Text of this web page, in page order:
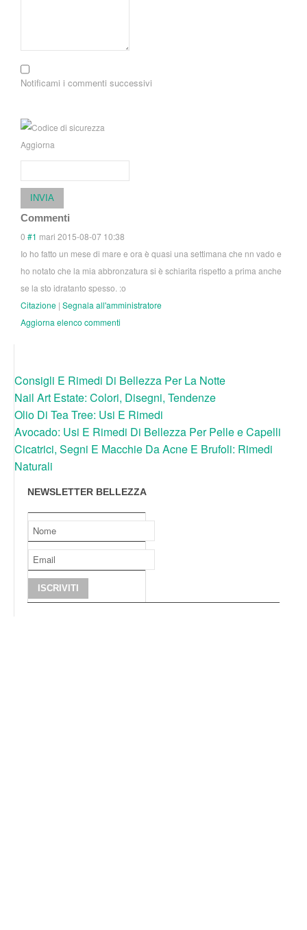
Notificami i commenti successivi
Aggiorna
INVIA
Commenti
0 #1 mari 2015-08-07 10:38
Io ho fatto un mese di mare e ora è quasi una settimana che nn vado e
ho notato che la mia abbronzatura si è schiarita rispetto a prima anche
se la sto idratanto spesso. :o
Citazione | Segnala all'amministratore
Aggiorna elenco commenti
Consigli E Rimedi Di Bellezza Per La Notte
Nail Art Estate: Colori, Disegni, Tendenze
Olio Di Tea Tree: Usi E Rimedi
Avocado: Usi E Rimedi Di Bellezza Per Pelle e Capelli
Cicatrici, Segni E Macchie Da Acne E Brufoli: Rimedi
Naturali
NEWSLETTER BELLEZZA